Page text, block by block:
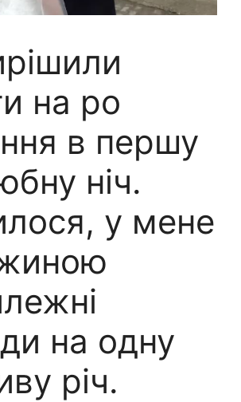
на ро
в першу
ніч.
у мене
на одну
річ.